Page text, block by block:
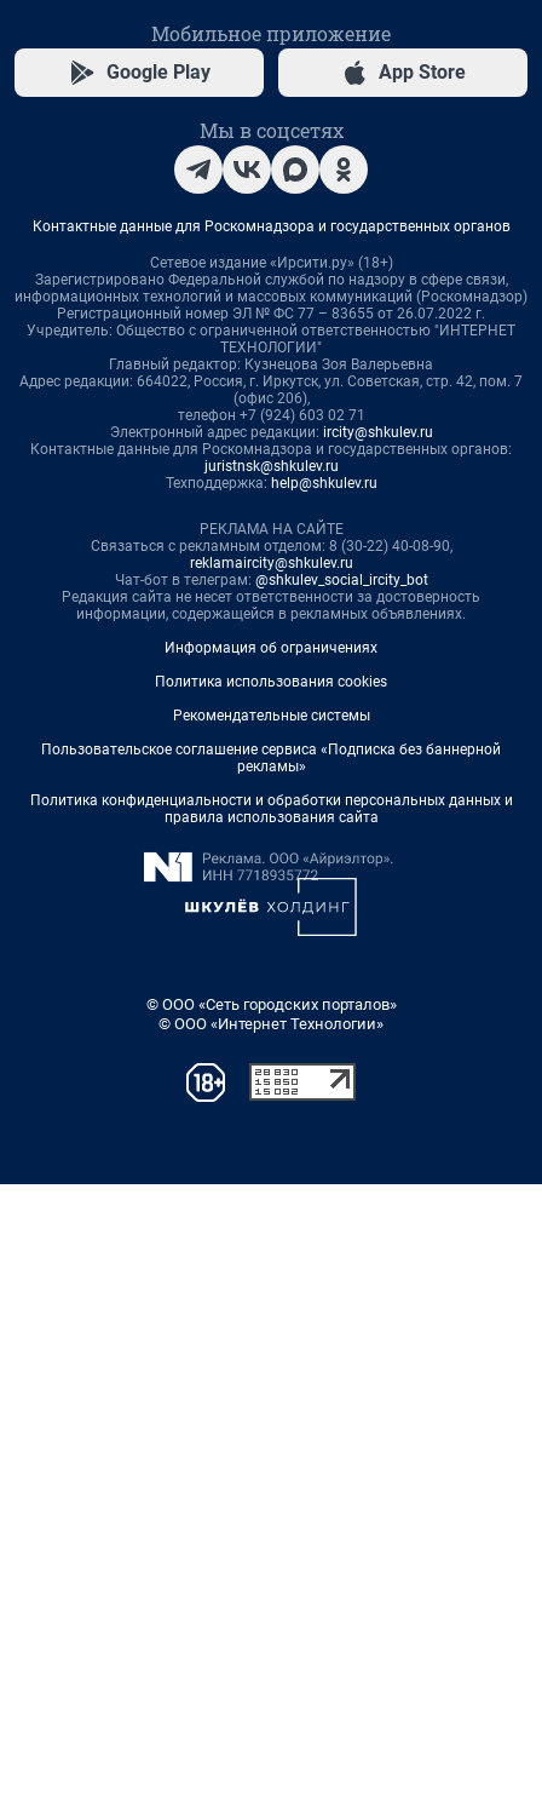
Мобильное приложение
Google Play App Store
Мы в соцсетях
Контактные данные для Роскомнадзора и государственных органов
Сетевое издание «Ирсити.ру» (18+)
Зарегистрировано Федеральной службой по надзору в сфере связи,
информационных технологий и массовых коммуникаций (Роскомнадзор)
Регистрационный номер ЭЛ № ФС 77 – 83655 от 26.07.2022 г.
Учредитель: Общество с ограниченной ответственностью "ИНТЕРНЕТ
ТЕХНОЛОГИИ"
Главный редактор: Кузнецова Зоя Валерьевна
Адрес редакции: 664022, Россия, г. Иркутск, ул. Советская, стр. 42, пом. 7
(офис 206),
телефон +7 (924) 603 02 71
Электронный адрес редакции: ircity@shkulev.ru
Контактные данные для Роскомнадзора и государственных органов:
juristnsk@shkulev.ru
Техподдержка: help@shkulev.ru
РЕКЛАМА НА САЙТЕ
Связаться с рекламным отделом: 8 (30-22) 40-08-90,
reklamaircity@shkulev.ru
Чат-бот в телеграм: @shkulev_social_ircity_bot
Редакция сайта не несет ответственности за достоверность
информации, содержащейся в рекламных объявлениях.
Информация об ограничениях
Политика использования cookies
Рекомендательные системы
Пользовательское соглашение сервиса «Подписка без баннерной
рекламы»
Политика конфиденциальности и обработки персональных данных и
правила использования сайта
© ООО «Сеть городских порталов»
© ООО «Интернет Технологии»